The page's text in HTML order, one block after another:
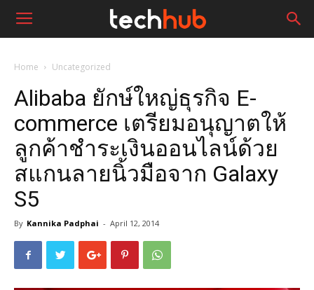
Home Uncategorized
Alibaba ยักษ์ใหญ่ธุรกิจ E-
commerce เตรียมอนุญาตให้
ลูกค้าชำระเงินออนไลน์ด้วย
สแกนลายนิ้วมือจาก Galaxy
S5
By Kannika Padphai - April 12, 2014